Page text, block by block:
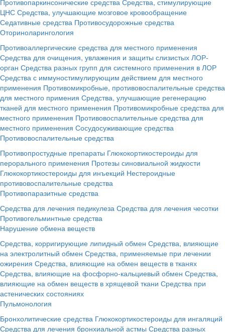
ЦНС Средства, улучшающие мозговое кровообращение
Седативные средства Противосудорожные средства
Оториноларингология
Противоаллергические средства для местного применения
Средства для очищения, увлажения и защиты слизистых ЛОР-
орган Средства разных групп для системного применения в ЛОР
Средства с иммуностимулирующим действием для местного
применения Противомикробные, противовоспалительные средства
для местного примения Средства, улучшающие регенерацию
тканей для местного применения Противомикробные средства для
местного применения Противовоспалительные средства для
местного применения Сосудосуживающие средства
Противовоспалительные средства
Противопростудные препараты Глюкокортикостероиды для
перорального применения Протезы синовиальной жидкости
Глюкокортикостероиды для инъекций Нестероидные
противовоспалительные средства
Противопаразитные средства
Средства для лечения педикулеза Средства для лечения чесотки
Противогельминтные средства
Нарушение обмена веществ
Средства, корригирующие липидный обмен Средства, влияющие
на электролитный обмен Средства, применяемые при лечении
ожирения Средства, влияющие на обмен веществ в тканях
Средства, влияющие на фосфорно-кальциевый обмен Средства,
влияющие на обмен веществ в хрящевой ткани Средства при
астенических состояниях
Пульмонология
Бронхолитические средства Глюкокортикостероиды для ингаляций
Средства для лечения бронхиальной астмы Средства разных